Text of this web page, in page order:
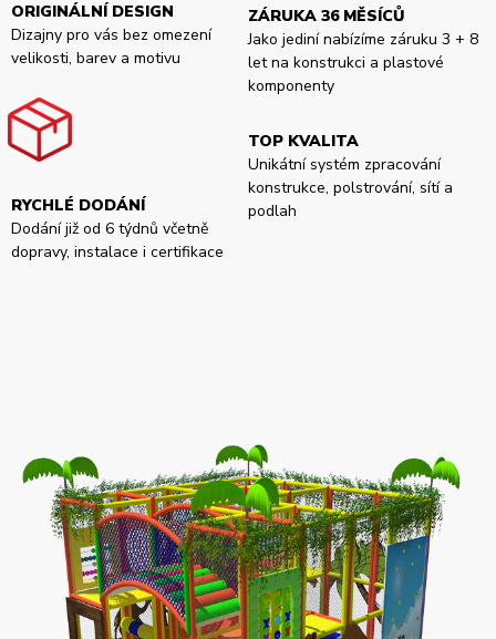
ORIGINÁLNÍ DESIGN
Dizajny pro vás bez omezení
velikosti, barev a motivu
ZÁRUKA 36 MĚSÍCŮ
Jako jediní nabízíme záruku 3 + 8
let na konstrukci a plastové
komponenty
RYCHLÉ DODÁNÍ
Dodání již od 6 týdnů včetně
dopravy, instalace i certifikace
TOP KVALITA
Unikátní systém zpracování
konstrukce, polstrování, sítí a
podlah